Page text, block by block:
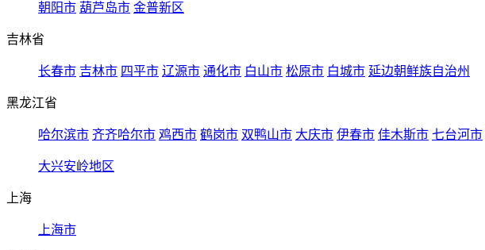
朝阳市 葫芦岛市 金普新区
吉林省
长春市 吉林市 四平市 辽源市 通化市 白山市 松原市 白城市 延边朝鲜族自治州
黑龙江省
哈尔滨市 齐齐哈尔市 鸡西市 鹤岗市 双鸭山市 大庆市 伊春市 佳木斯市 七台河市
大兴安岭地区
上海
上海市